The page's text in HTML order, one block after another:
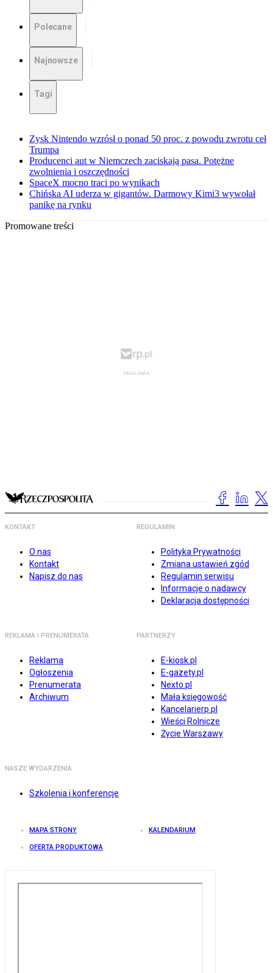
Polecane
Najnowsze
Tagi
Zysk Nintendo wzrósł o ponad 50 proc. z powodu zwrotu ceł
Trumpa
Producenci aut w Niemczech zaciskają pasa. Potężne
zwolnienia i oszczędności
SpaceX mocno traci po wynikach
Chińska AI uderza w gigantów. Darmowy Kimi3 wywołał
panikę na rynku
Promowane treści
KONTAKT
O nas
Kontakt
Napisz do nas
REGULAMIN
Polityka Prywatności
Zmiana ustawień zgód
Regulamin serwisu
Informacje o nadawcy
Deklaracja dostępności
REKLAMA I PRENUMERATA
Reklama
Ogłoszenia
Prenumerata
Archiwum
PARTNERZY
E-kiosk.pl
E-gazety.pl
Nexto.pl
Mała księgowość
Kancelarierp.pl
Wieści Rolnicze
Życie Warszawy
NASZE WYDARZENIA
Szkolenia i konferencje
MAPA STRONY KALENDARIUM
OFERTA PRODUKTOWA